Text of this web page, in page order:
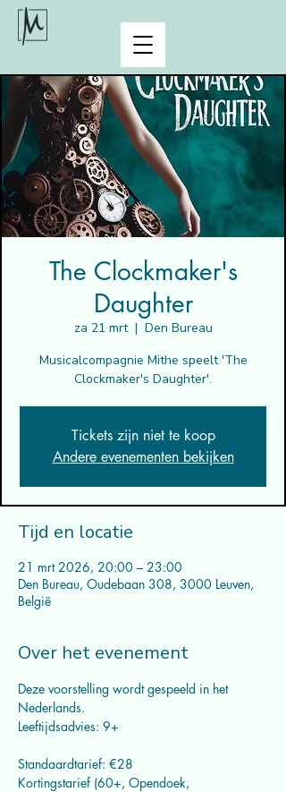
The Clockmaker's
Daughter
za 21 mrt
  |
Den Bureau
Musicalcompagnie Mithe speelt 'The
Clockmaker's Daughter'.
Tickets zijn niet te koop
Andere evenementen bekijken
Tijd en locatie
21 mrt 2026, 20:00 – 23:00
Den Bureau, Oudebaan 308, 3000 Leuven,
België
Over het evenement
Deze voorstelling wordt gespeeld in het
Nederlands.
Leeftijdsadvies: 9+
Standaardtarief: €28
Kortingstarief (60+, Opendoek,